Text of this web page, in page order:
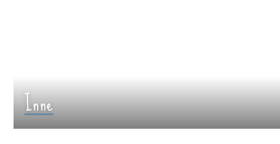
Inne